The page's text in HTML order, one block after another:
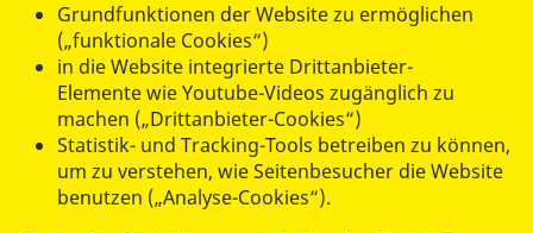
UNSERE ANGEBOTE
SPENDEN & STIFTEN
Grundfunktionen der Website zu ermöglichen
(„funktionale Cookies“)
in die Website integrierte Drittanbieter-
Elemente wie Youtube-Videos zugänglich zu
machen („Drittanbieter-Cookies“)
Statistik- und Tracking-Tools betreiben zu können,
um zu verstehen, wie Seitenbesucher die Website
benutzen („Analyse-Cookies“).